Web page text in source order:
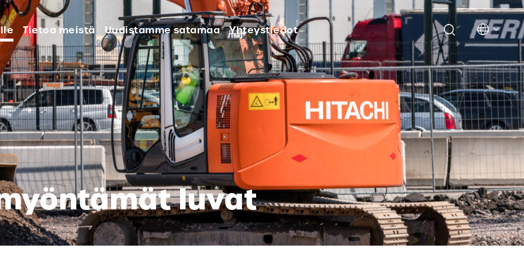
Tietoa meistä Uudistamme satamaa Yhteystiedot
luvat